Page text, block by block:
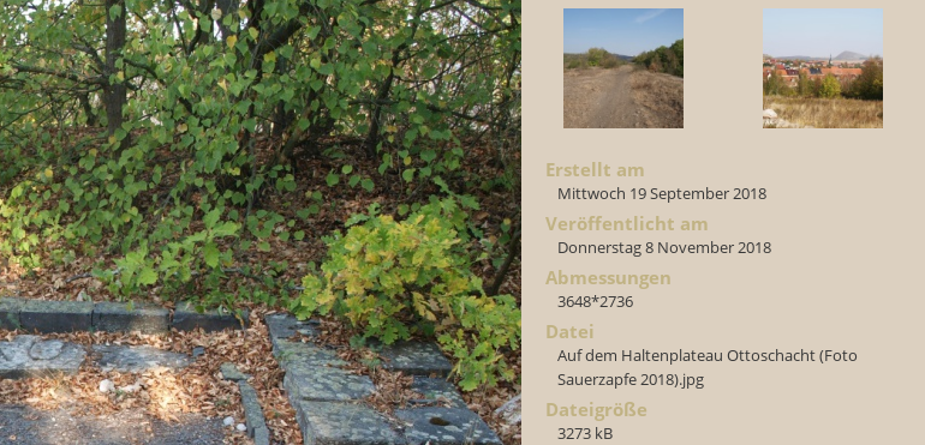
Erstellt am
Mittwoch 19 September 2018
Veröffentlicht am
Donnerstag 8 November 2018
Abmessungen
3648*2736
Datei
Auf dem Haltenplateau Ottoschacht (Foto
Sauerzapfe 2018).jpg
Dateigröße
3273 kB